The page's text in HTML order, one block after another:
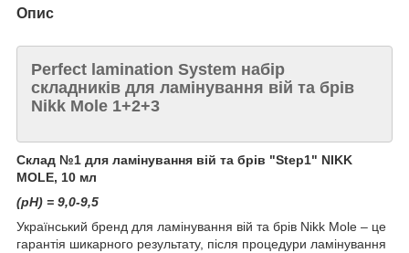
Опис
Perfect lamination System набір
складників для ламінування вій та брів
Nikk Mole 1+2+3
Склад №1 для ламінування вій та брів "Step1" NIKK
MOLE, 10 мл
(pH) = 9,0-9,5
Український бренд для ламінування вій та брів Nikk Mole – це
гарантія шикарного результату, після процедури ламінування